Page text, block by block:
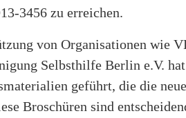
3456 zu erreichen.
von Organisationen wie
Selbsthilfe Berlin e.V.
geführt, die die
Broschüren sind